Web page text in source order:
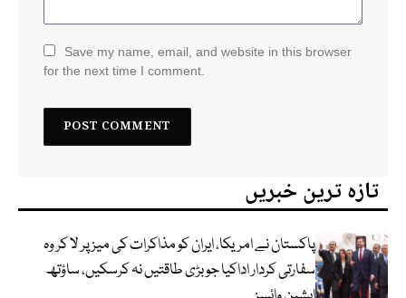
Save my name, email, and website in this browser
for the next time I comment.
تازہ ترین خبریں
پاکستان نے امریکا، ایران کو مذاکرات کی میز پر لا کر وہ
سفارتی کردار اداکیا جو بڑی طاقتیں نہ کرسکیں، ساؤتھ